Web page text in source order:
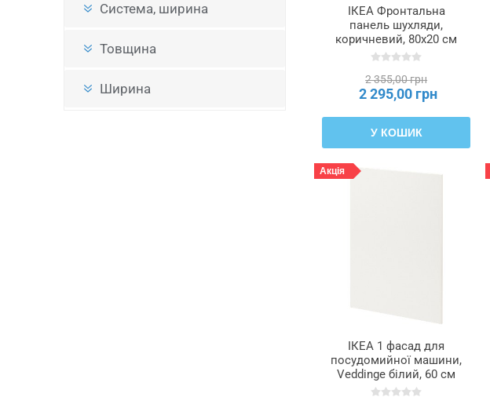
Система, ширина
Товщина
Ширина
ІКЕА Фронтальна
панель шухляди,
коричневий, 80x20 см
SINARP СІНАРП,
2 355,00 грн
2 295,00 грн
У КОШИК
Акція
ІКЕА 1 фасад для
посудомийної машини,
Veddinge білий, 60 см
METOD МЕТОД,